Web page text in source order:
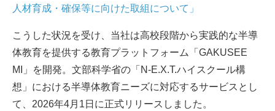
人材育成・確保等に向けた取組について」
こうした状況を受け、当社は高校段階から実践的な半導
体教育を提供する教育プラットフォーム「GAKUSEE
MI」を開発。文部科学省の「N-E.X.T.ハイスクール構
想」における半導体教育ニーズに対応するサービスとし
て、2026年4月1日に正式リリースしました。